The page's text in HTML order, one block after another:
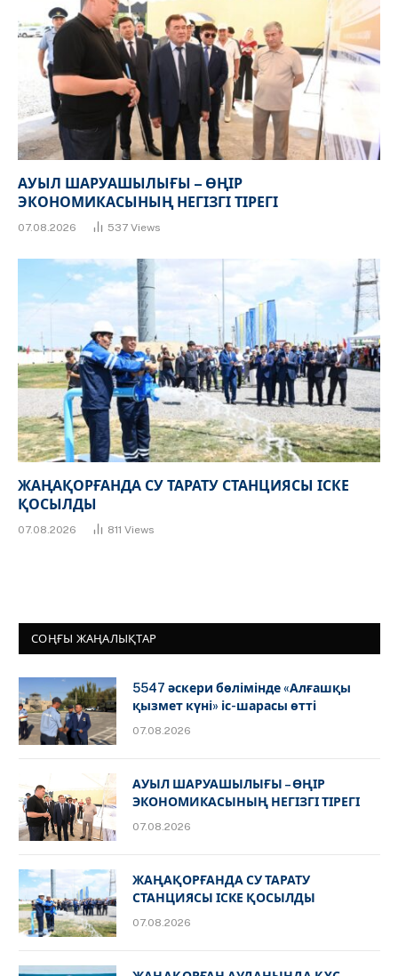
АУЫЛ ШАРУАШЫЛЫҒЫ – ӨҢІР
ЭКОНОМИКАСЫНЫҢ НЕГІЗГІ ТІРЕГІ
07.08.2026 537 Views
ЖАҢАҚОРҒАНДА СУ ТАРАТУ СТАНЦИЯСЫ ІСКЕ
ҚОСЫЛДЫ
07.08.2026 811 Views
СОҢҒЫ ЖАҢАЛЫҚТАР
5547 әскери бөлімінде «Алғашқы
қызмет күні» іс-шарасы өтті
07.08.2026
АУЫЛ ШАРУАШЫЛЫҒЫ – ӨҢІР
ЭКОНОМИКАСЫНЫҢ НЕГІЗГІ ТІРЕГІ
07.08.2026
ЖАҢАҚОРҒАНДА СУ ТАРАТУ
СТАНЦИЯСЫ ІСКЕ ҚОСЫЛДЫ
07.08.2026